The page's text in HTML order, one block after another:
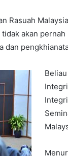
Rasuah
akan
dan